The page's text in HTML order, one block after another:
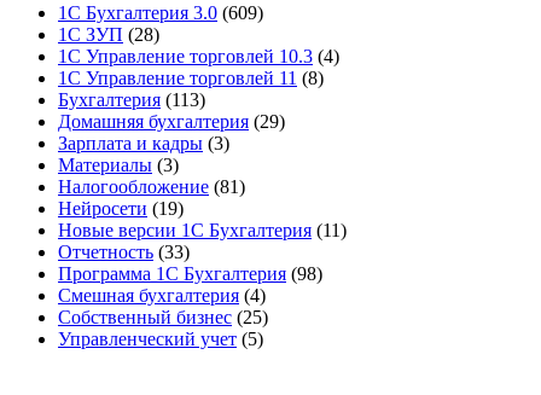
1С Бухгалтерия 3.0 (609)
1С ЗУП (28)
1С Управление торговлей 10.3 (4)
1С Управление торговлей 11 (8)
Бухгалтерия (113)
Домашняя бухгалтерия (29)
Зарплата и кадры (3)
Материалы (3)
Налогообложение (81)
Нейросети (19)
Новые версии 1С Бухгалтерия (11)
Отчетность (33)
Программа 1С Бухгалтерия (98)
Смешная бухгалтерия (4)
Собственный бизнес (25)
Управленческий учет (5)